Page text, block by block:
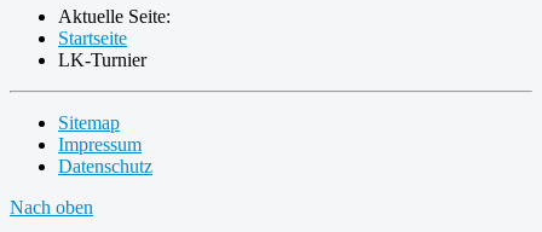
Aktuelle Seite:
Startseite
LK-Turnier
Sitemap
Impressum
Datenschutz
Nach oben